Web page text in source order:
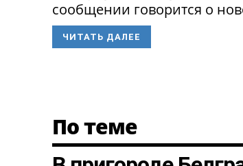
сообщении говорится о
ЧИТАТЬ ДАЛЕЕ
По теме